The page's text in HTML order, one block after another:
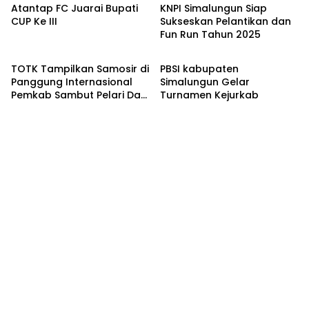
Atantap FC Juarai Bupati
CUP Ke III
KNPI Simalungun Siap
Sukseskan Pelantikan dan
Fun Run Tahun 2025
TOTK Tampilkan Samosir di
Panggung Internasional
Pemkab Sambut Pelari Dari
Berita Daerah
PBSI kabupaten
Simalungun Gelar
Turnamen Kejurkab